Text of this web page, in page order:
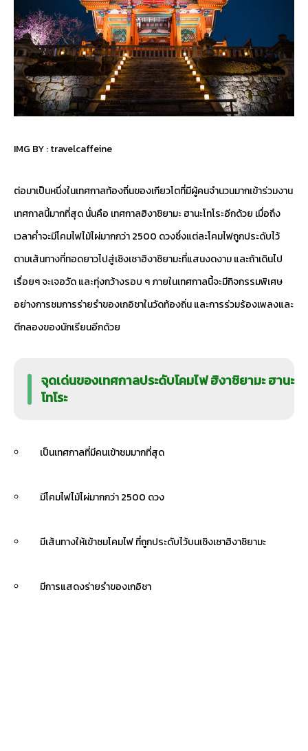
IMG BY :travelcaffeine
ต่อมาเป็นหนึ่งในเทศกาลท้องถิ่นของเกียวโตที่มีผู้คนจำนวนมากเข้าร่วมงาน
เทศกาลนี้มากที่สุด นั่นคือ เทศกาลฮิงาชิยามะ ฮานะโทโระอีกด้วย เมื่อถึง
เวลาค่ำจะมีโคมไฟไม้ไผ่มากกว่า 2500 ดวงซึ่งแต่ละโคมไฟถูกประดับไว้
ตามเส้นทางที่ทอดยาวไปสู่เชิงเชาฮิงาชิยามะที่แสนงดงาม และถ้าเดินไป
เรื่อยๆ จะเจอวัด และทุ่งกว้างรอบ ๆ ภายในเทศกาลนี้จะมีกิจกรรมพิเศษ
อย่างการชมการร่ายรำของเกอิชาในวัดท้องถิ่น และการร่วมร้องเพลงและ
ตีกลองของนักเรียนอีกด้วย
จุดเด่นของเทศกาลประดับโคมไฟ ฮิงาชิยามะ ฮานะ
โทโระ
เป็นเทศกาลที่มีคนเข้าชมมากที่สุด
มีโคมไฟไม้ไผ่มากกว่า 2500 ดวง
มีเส้นทางให้เข้าชมโคมไฟ ที่ถูกประดับไว้บนเชิงเชาฮิงาชิยามะ
มีการแสดงร่ายรำของเกอิชา